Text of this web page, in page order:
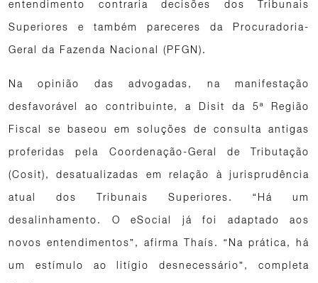
entendimento contraria decisões dos Tribunais
Superiores e também pareceres da Procuradoria-
Geral da Fazenda Nacional (PFGN).
Na opinião das advogadas, na manifestação
desfavorável ao contribuinte, a Disit da 5ª Região
Fiscal se baseou em soluções de consulta antigas
proferidas pela Coordenação-Geral de Tributação
(Cosit), desatualizadas em relação à jurisprudência
atual dos Tribunais Superiores. “Há um
desalinhamento. O eSocial já foi adaptado aos
novos entendimentos”, afirma Thaís. “Na prática, há
um estímulo ao litígio desnecessário”, completa